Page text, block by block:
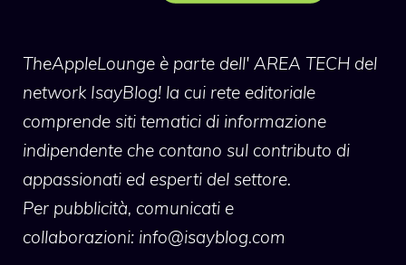
TheAppleLounge è parte dell' AREA TECH del
network IsayBlog! la cui rete editoriale
comprende siti tematici di informazione
indipendente che contano sul contributo di
appassionati ed esperti del settore.
Per pubblicità, comunicati e
collaborazioni: info@isayblog.com